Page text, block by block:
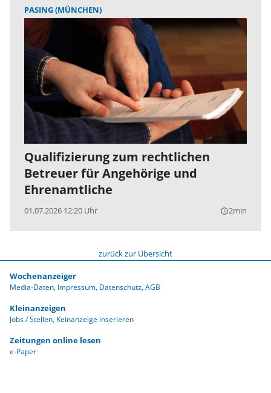
PASING (MÜNCHEN)
Qualifizierung zum rechtlichen
Betreuer für Angehörige und
Ehrenamtliche
01.07.2026 12:20 Uhr query_builder2min
zurück zur Übersicht
Wochenanzeiger
Media-Daten Impressum Datenschutz AGB
Kleinanzeigen
Jobs / Stellen Keinanzeige inserieren
Zeitungen online lesen
e-Paper